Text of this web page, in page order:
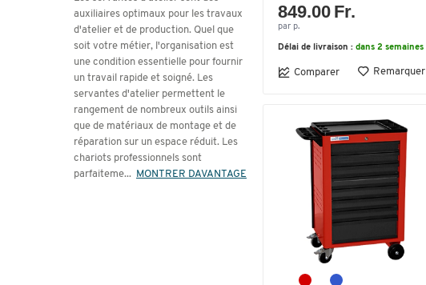
auxiliaires optimaux pour les travaux
d'atelier et de production. Quel que
soit votre métier, l'organisation est
une condition essentielle pour fournir
un travail rapide et soigné. Les
servantes d'atelier permettent le
rangement de nombreux outils ainsi
que de matériaux de montage et de
réparation sur un espace réduit. Les
chariots professionnels sont
parfaiteme... MONTRER DAVANTAGE
849.00 Fr.
par p.
Délai de livraison : dans 2 semaines
Comparer Remarquer